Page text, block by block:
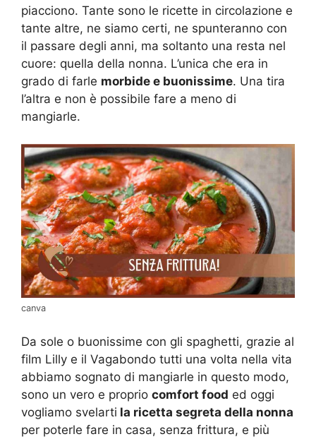
piacciono. Tante sono le ricette in circolazione e
tante altre, ne siamo certi, ne spunteranno con
il passare degli anni, ma soltanto una resta nel
cuore: quella della nonna. L’unica che era in
grado di farle morbide e buonissime. Una tira
l’altra e non è possibile fare a meno di
mangiarle.
canva
Da sole o buonissime con gli spaghetti, grazie al
film Lilly e il Vagabondo tutti una volta nella vita
abbiamo sognato di mangiarle in questo modo,
sono un vero e proprio comfort food ed oggi
vogliamo svelarti la ricetta segreta della nonna
per poterle fare in casa, senza frittura, e più